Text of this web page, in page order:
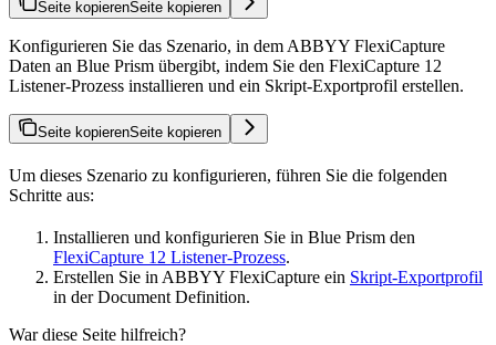
Seite kopierenSeite kopieren
Konfigurieren Sie das Szenario, in dem ABBYY FlexiCapture
Daten an Blue Prism übergibt, indem Sie den FlexiCapture 12
Listener-Prozess installieren und ein Skript-Exportprofil erstellen.
Seite kopierenSeite kopieren
Um dieses Szenario zu konfigurieren, führen Sie die folgenden
Schritte aus:
Installieren und konfigurieren Sie in Blue Prism den
FlexiCapture 12 Listener-Prozess.
Erstellen Sie in ABBYY FlexiCapture ein Skript-Exportprofil
in der Document Definition.
War diese Seite hilfreich?